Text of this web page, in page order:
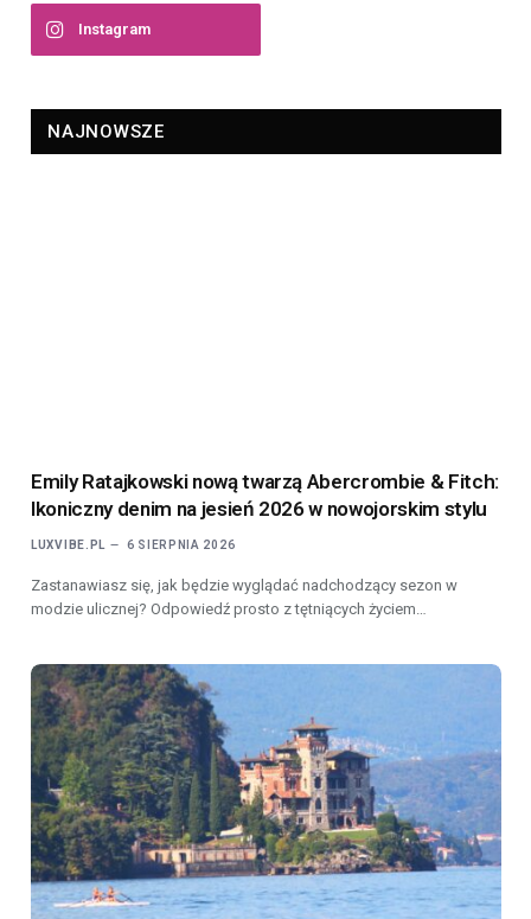
Instagram
NAJNOWSZE
Emily Ratajkowski nową twarzą Abercrombie & Fitch:
Ikoniczny denim na jesień 2026 w nowojorskim stylu
LUXVIBE.PL 6 SIERPNIA 2026
Zastanawiasz się, jak będzie wyglądać nadchodzący sezon w
modzie ulicznej? Odpowiedź prosto z tętniących życiem…